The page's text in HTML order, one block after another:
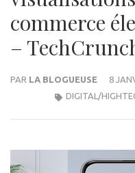
commerce
–
PAR LA BLOGUEUSE
8
DIGITAL/